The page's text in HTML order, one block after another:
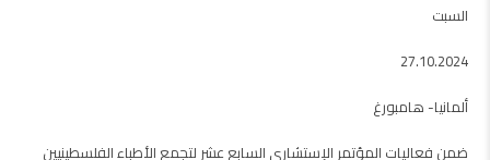
السبت
27.10.2024
ألمانيا- هامبورغ
ضمن فعاليات المؤتمر الإستشاري السابع عشر لتجمع الأطباء الفلسطينيين